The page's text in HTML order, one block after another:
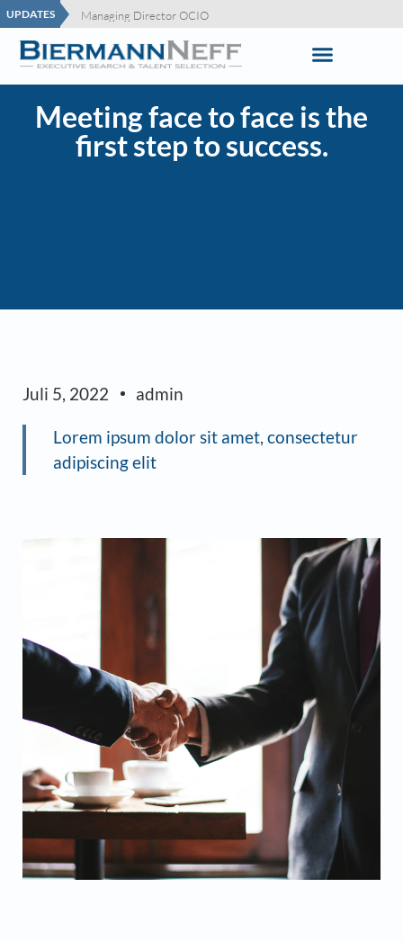
UPDATES Client Associate
Managing Director OCIO
(Executive) Director – Capital Formation DACH
Director – Private Wealth Switzerland
Key Account Sales
Senior Capital Formation / Investor Relations – DACH
(Senior) Sales Wholesale I German-speaking Switzerland
Meeting face to face is the
first step to success.
Juli 5, 2022 admin
Lorem ipsum dolor sit amet, consectetur
adipiscing elit